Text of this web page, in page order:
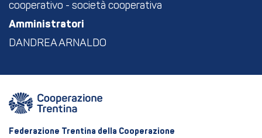
cooperativo - società cooperativa
Amministratori
DANDREA ARNALDO
Federazione Trentina della Cooperazione